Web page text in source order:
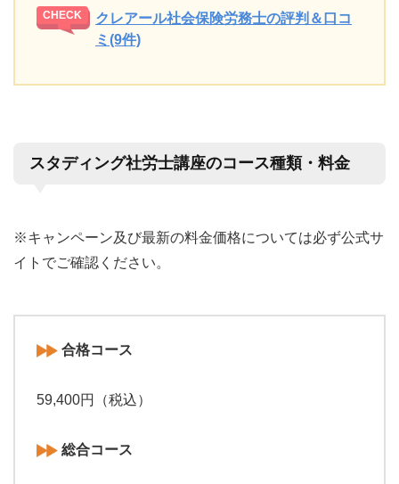
クレアール社会保険労務士の評判＆口コ
ミ(9件)
スタディング社労士講座のコース種類・料金
※キャンペーン及び最新の料金価格については必ず公式サ
イトでご確認ください。
合格コース
59,400円（税込）
総合コース